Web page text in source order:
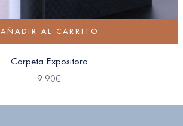
AÑADIR AL CARRITO
Carpeta Expositora
9.90€